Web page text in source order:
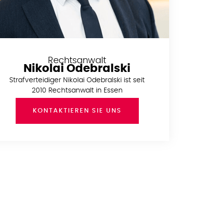
Rechtsanwalt
Nikolai Odebralski
Strafverteidiger Nikolai Odebralski ist seit
2010 Rechtsanwalt in Essen
KONTAKTIEREN SIE UNS